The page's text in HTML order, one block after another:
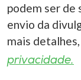
podem ser de
envio da
mais
privacidade.